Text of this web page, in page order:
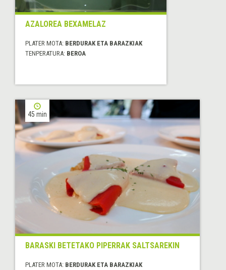
AZALOREA BEXAMELAZ
PLATER MOTA: BERDURAK ETA BARAZKIAK
TENPERATURA: BEROA
45 min
BARASKI BETETAKO PIPERRAK SALTSAREKIN
PLATER MOTA: BERDURAK ETA BARAZKIAK